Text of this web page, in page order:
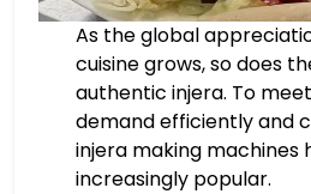
As the global
cuisine grows, so does
authentic injera. To
demand efficiently and
injera making machines
increasingly popular.